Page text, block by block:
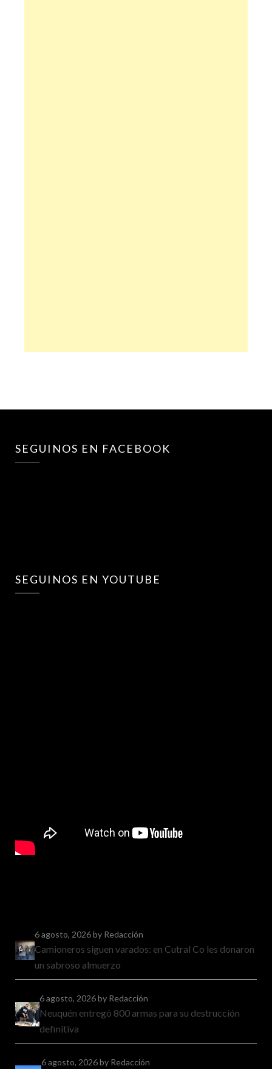
SEGUINOS EN FACEBOOK
SEGUINOS EN YOUTUBE
6 agosto, 2026by Redacción
Camioneros siguen varados: en Cutral Co les donaron
un sabroso almuerzo
6 agosto, 2026by Redacción
Neuquén entregó 800 armas para su destrucción
definitiva
6 agosto, 2026by Redacción